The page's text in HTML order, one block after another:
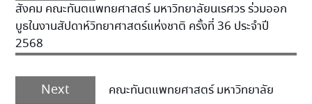
สังคม คณะทันตแพทยศาสตร์ มหาวิทยาลัยนเรศวร ร่วมออก
บูธในงานสัปดาห์วิทยาศาสตร์แห่งชาติ ครั้งที่ 36 ประจำปี
2568
Next
คณะทันตแพทยศาสตร์ มหาวิทยาลัย